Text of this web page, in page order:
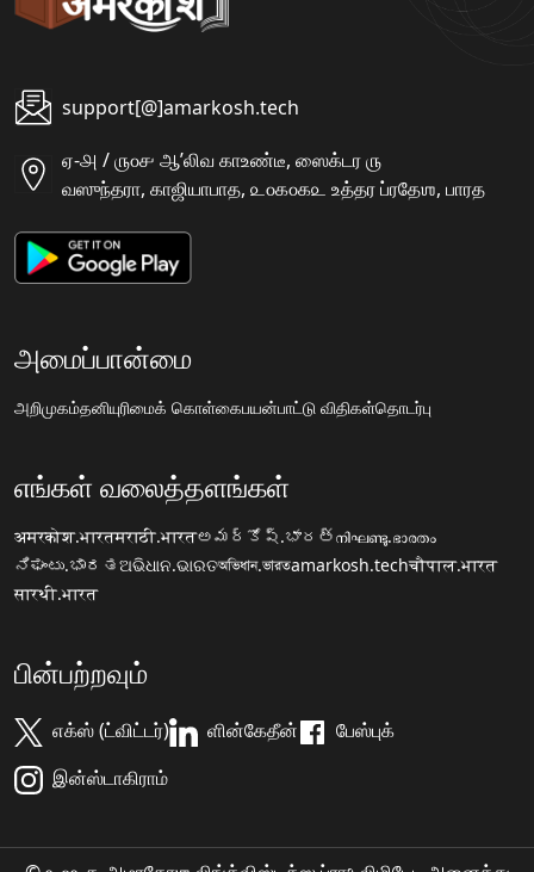
support[@]amarkosh.tech
ஏ-௮ / ௫௦௪ ஆʼலிவ காஉண்டீ, ஸைக்டர ௫
வஸுந்தரா, காஜியாபாத, ௨௦௧௦௧௨ உத்தர ப்ரதேஶ, பாரத
அமைப்பான்மை
அறிமுகம்தனியுரிமைக் கொள்கைபயன்பாட்டு விதிகள்தொடர்பு
எங்கள் வலைத்தளங்கள்
अमरकोश.भारतमराठी.भारतఅమర్కోష్.భారత్നിഘണ്ടു.ഭാരതം
ನಿಘಂಟು.ಭಾರತଅଭିଧାନ.ଭାରତঅভিধান.ভারতamarkosh.techचौपाल.भारत
सारथी.भारत
பின்பற்றவும்
எக்ஸ் (ட்விட்டர்) ளின்கேதீன்
பேஸ்புக்
இன்ஸ்டாகிராம்